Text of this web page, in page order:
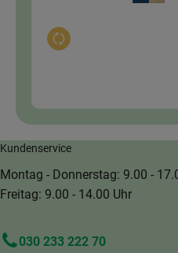
Auswahl ändern
Kundenservice
Montag - Donnerstag: 9.00 -
Freitag: 9.00 - 14.00 Uhr
030 233 222 70